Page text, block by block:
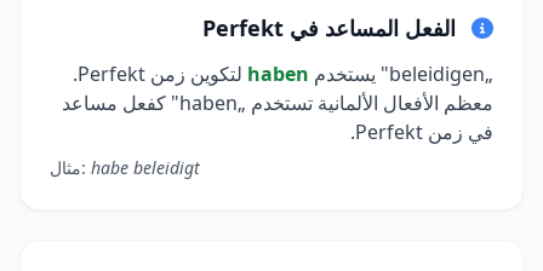
الفعل المساعد في Perfekt
„beleidigen" يستخدم haben
لتكوين زمن Perfekt.
معظم الأفعال الألمانية تستخدم „haben" كفعل مساعد
في زمن Perfekt.
مثال: habe beleidigt